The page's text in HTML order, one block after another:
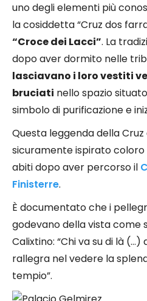
uno degli elementi più
la cosiddetta “Cruz dos
“Croce dei Lacci”. La
dopo aver dormito nelle
lasciavano i loro vestiti
bruciati nello spazio
simbolo di purificazione e
Questa leggenda della
sicuramente ispirato
abiti dopo aver percorso il
Finisterre.
È documentato che i
godevano della vista come
Calixtino: “Chi va su di là
rallegra nel vedere la
tempio”.